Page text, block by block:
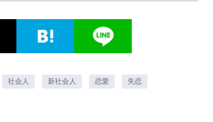
社会人 新社会人 恋愛 失恋